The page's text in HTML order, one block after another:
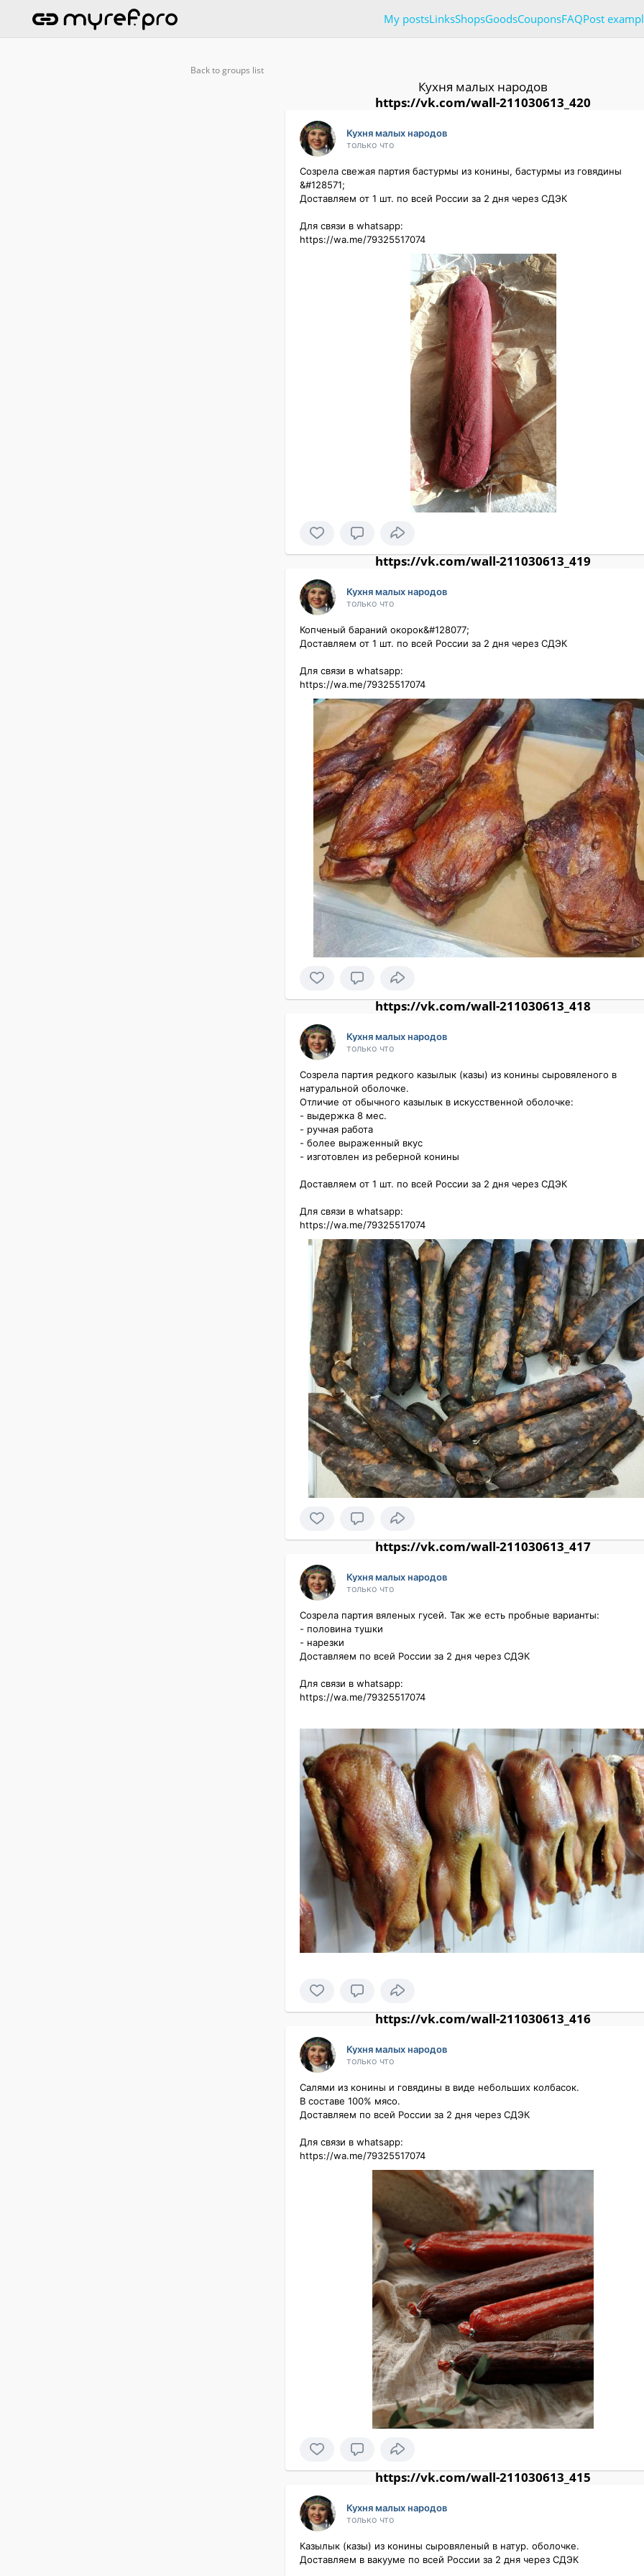
My postsLinksShopsGoodsCouponsFAQPost
Back to groups list
Кухня малых народов
https://vk.com/wall-211030613_420
Кухня малых народов
только что
Созрела свежая партия бастурмы из конины, бастурмы из говядины
&#128571;
Доставляем от 1 шт. по всей России за 2 дня через СДЭК
Для связи в whatsapp:
https://wa.me/79325517074
https://vk.com/wall-211030613_419
Кухня малых народов
только что
Копченый бараний окорок&#128077;
Доставляем от 1 шт. по всей России за 2 дня через СДЭК
Для связи в whatsapp:
https://wa.me/79325517074
https://vk.com/wall-211030613_418
Кухня малых народов
только что
Созрела партия редкого казылык (казы) из конины сыровяленого в
натуральной оболочке.
Отличие от обычного казылык в искусственной оболочке:
- выдержка 8 мес.
- ручная работа
- более выраженный вкус
- изготовлен из реберной конины
Доставляем от 1 шт. по всей России за 2 дня через СДЭК
Для связи в whatsapp:
https://wa.me/79325517074
https://vk.com/wall-211030613_417
Кухня малых народов
только что
Созрела партия вяленых гусей. Так же есть пробные варианты:
- половина тушки
- нарезки
Доставляем по всей России за 2 дня через СДЭК
Для связи в whatsapp:
https://wa.me/79325517074
https://vk.com/wall-211030613_416
Кухня малых народов
только что
Салями из конины и говядины в виде небольших колбасок.
В составе 100% мясо.
Доставляем по всей России за 2 дня через СДЭК
Для связи в whatsapp:
https://wa.me/79325517074
https://vk.com/wall-211030613_415
Кухня малых народов
только что
Казылык (казы) из конины сыровяленый в натур. оболочке.
Доставляем в вакууме по всей России за 2 дня через СДЭК